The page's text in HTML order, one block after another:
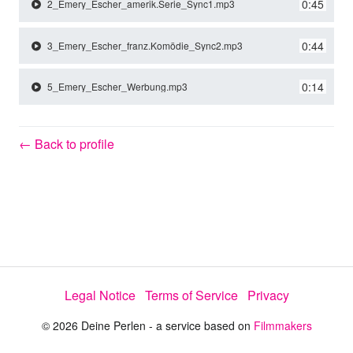
y
V
o
2_Emery_Escher_amerik.Serie_Sync1.mp3 0:45
3_Emery_Escher_franz.Komödie_Sync2.mp3 0:44
5_Emery_Escher_Werbung.mp3 0:14
← Back to profile
Legal Notice Terms of Service Privacy
© 2026 Deine Perlen - a service based on Filmmakers